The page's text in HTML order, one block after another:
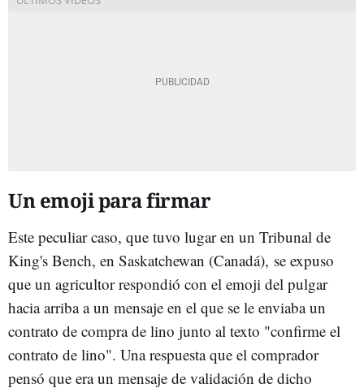
Un emoji para firmar
Este peculiar caso, que tuvo lugar en un Tribunal de
King's Bench, en Saskatchewan (Canadá), se expuso
que un agricultor respondió con el emoji del pulgar
hacia arriba a un mensaje en el que se le enviaba un
contrato de compra de lino junto al texto "confirme el
contrato de lino". Una respuesta que el comprador
pensó que era un mensaje de validación de dicho